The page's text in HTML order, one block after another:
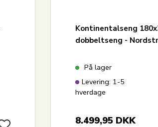
Kontinentalseng
dobbeltseng -
På lager
Levering: 1-5
hverdage
8.499,95 DKK